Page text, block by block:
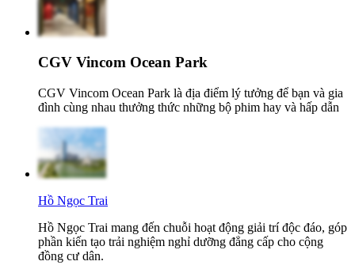
CGV Vincom Ocean Park
CGV Vincom Ocean Park là địa điểm lý tưởng để bạn và gia
đình cùng nhau thưởng thức những bộ phim hay và hấp dẫn
Hồ Ngọc Trai
Hồ Ngọc Trai mang đến chuỗi hoạt động giải trí độc đáo, góp
phần kiến tạo trải nghiệm nghỉ dưỡng đẳng cấp cho cộng
đồng cư dân.